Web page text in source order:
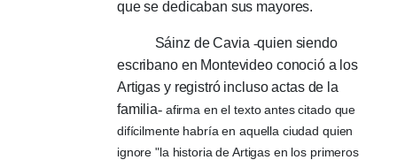
que se dedicaban sus mayores.
Sáinz de Cavia -quien siendo
escribano en Montevideo conoció a los
Artigas y registró incluso actas de la
familia-afirma en el texto antes citado que
difícilmente habría en aquella ciudad quien
ignore "la historia de Artigas en los primeros